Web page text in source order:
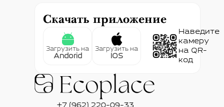
Скачать приложение
Загрузить на
Andorid
Загрузить на
IOS
Наведите
камеру
на QR-
код